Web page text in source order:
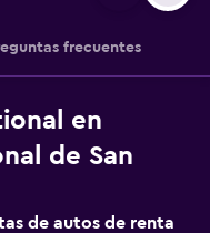
frecuentes
en
de San
de autos de renta